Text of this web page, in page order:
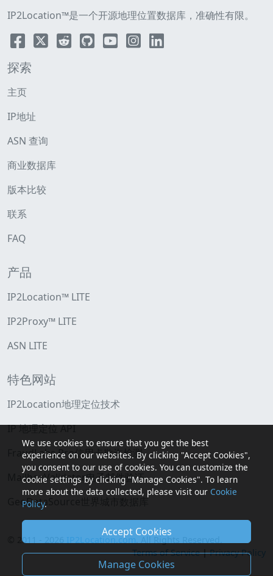
IP2Location™是一个开源地理位置数据库，准确性有限。
探索
主页
IP地址
ASN 查询
商业数据库
版本比较
联系
FAQ
产品
IP2Location™ LITE
IP2Proxy™ LITE
ASN LITE
特色网站
IP2Location地理定位技术
IP 地理定位 API
FraudLabs Pro信用卡欺诈检测
MailboxValidator电子邮件验证
GeoDataSource世界城市数据库
© 2011 - 2026 IP2Location.com
Terms of Service|Privacy Policy
We use cookies to ensure that you get the best
experience on our websites. By clicking "Accept Cookies",
you consent to our use of cookies. You can customize the
cookie settings by clicking "Manage Cookies". To learn
more about the data collected, please visit our Cookie
Policy.
Accept Cookies
Manage Cookies